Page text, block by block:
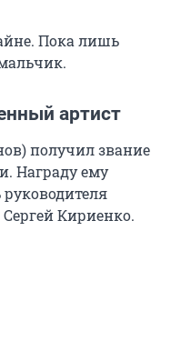
Пока лишь
артист
получил звание
Награду ему
Кириенко.